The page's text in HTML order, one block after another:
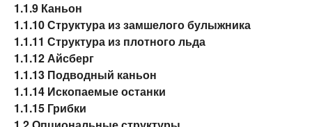
1.1.9 Каньон
1.1.10Структура из замшелого булыжника
1.1.11 Структура из плотного льда
1.1.12Айсберг
1.1.13 Подводный каньон
1.1.14 Ископаемые останки
1.1.15 Грибки